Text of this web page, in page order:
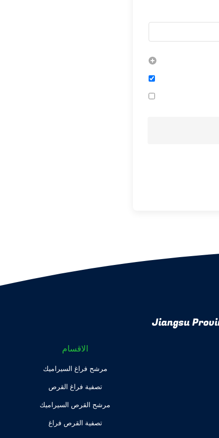
Jiangsu
الاقسام
مرشح فراغ السيراميك
تصفية فراغ القرص
مرشح القرص السيراميك
تصفية القرص فراغ